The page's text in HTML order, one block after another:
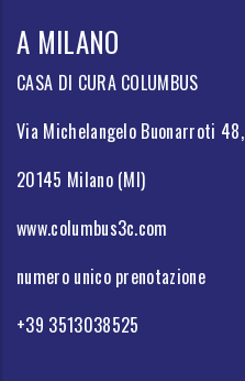
A MILANO
CASA DI CURA COLUMBUS
Via Michelangelo Buonarroti 48,
20145 Milano (MI)
www.columbus3c.com
numero unico prenotazione
+39 3513038525